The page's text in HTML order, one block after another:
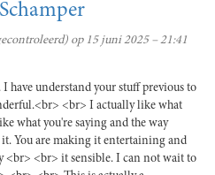
op 15 juni 2025 – 21:41
have understand your stuff previous to
<br> I actually like what
what you're saying and the way
You are making it entertaining and
<br> <br> it sensible. I can not wait to